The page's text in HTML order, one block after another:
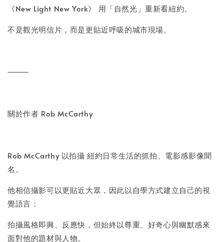
《New Light New York》 用「自然光」重新看紐約。
不是觀光明信片，而是更貼近呼吸的城市現場。
⸻
關於作者 Rob McCarthy
Rob McCarthy 以拍攝 紐約日常生活的抓拍、電影感影像聞
名。
他相信攝影可以更貼近大眾，因此以自學方式建立自己的視
覺語言：
拍攝風格即興、反應快，但始終以尊重、好奇心與幽默感來
面對他的題材與人物。